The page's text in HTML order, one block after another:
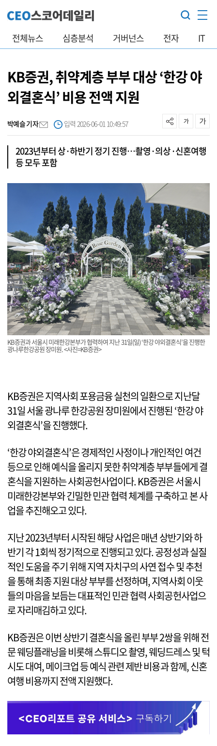
전체뉴스 심층분석 거버넌스 전자 IT
KB증권, 취약계층 부부 대상 ‘한강 야
외결혼식’ 비용 전액 지원
박예슬 기자 입력 2026-06-01 10:49:57
2023년부터 상·하반기 정기 진행…촬영·의상·신혼여행
등 모두 포함
KB증권과 서울시 미래한강본부가 협력하여 지난 31일(일) ‘한강 야외결혼식’을 진행한
광나루한강공원 장미원. <사진=KB증권>
KB증권은 지역사회 포용금융 실천의 일환으로 지난달
31일 서울 광나루 한강공원 장미원에서 진행된 ‘한강 야
외결혼식’을 진행했다.
‘한강 야외결혼식’은 경제적인 사정이나 개인적인 여건
등으로 인해 예식을 올리지 못한 취약계층 부부들에게 결
혼식을 지원하는 사회공헌사업이다. KB증권은 서울시
미래한강본부와 긴밀한 민관 협력 체계를 구축하고 본 사
업을 추진해오고 있다.
지난 2023년부터 시작된 해당 사업은 매년 상반기와 하
반기 각 1회씩 정기적으로 진행되고 있다. 공정성과 실질
적인 도움을 주기 위해 지역 자치구의 사연 접수 및 추천
을 통해 최종 지원 대상 부부를 선정하며, 지역사회 이웃
들의 마음을 보듬는 대표적인 민관 협력 사회공헌사업으
로 자리매김하고 있다.
KB증권은 이번 상반기 결혼식을 올린 부부 2쌍을 위해 전
문 웨딩플래닝을 비롯해 스튜디오 촬영, 웨딩드레스 및 턱
시도 대여, 메이크업 등 예식 관련 제반 비용과 함께, 신혼
여행 비용까지 전액 지원했다.